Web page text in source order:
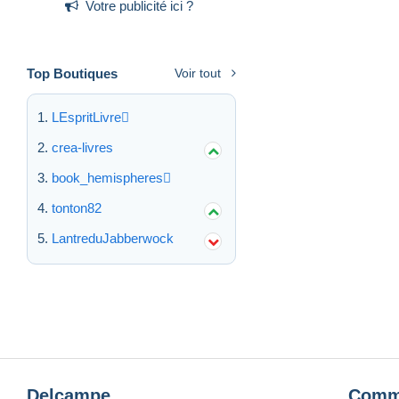
Votre publicité ici ?
Top Boutiques Voir tout
LEspritLivre
crea-livres
book_hemispheres
tonton82
LantreduJabberwock